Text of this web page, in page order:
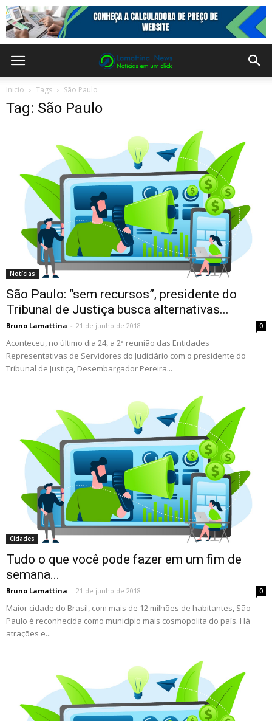
Inicio Tags São Paulo
Tag: São Paulo
Notícias
São Paulo: “sem recursos”, presidente do
Tribunal de Justiça busca alternativas...
Bruno Lamattina - 21 de junho de 2018 0
Aconteceu, no último dia 24, a 2ª reunião das Entidades
Representativas de Servidores do Judiciário com o presidente do
Tribunal de Justiça, Desembargador Pereira...
Cidades
Tudo o que você pode fazer em um fim de
semana...
Bruno Lamattina - 21 de junho de 2018 0
Maior cidade do Brasil, com mais de 12 milhões de habitantes, São
Paulo é reconhecida como município mais cosmopolita do país. Há
atrações e...